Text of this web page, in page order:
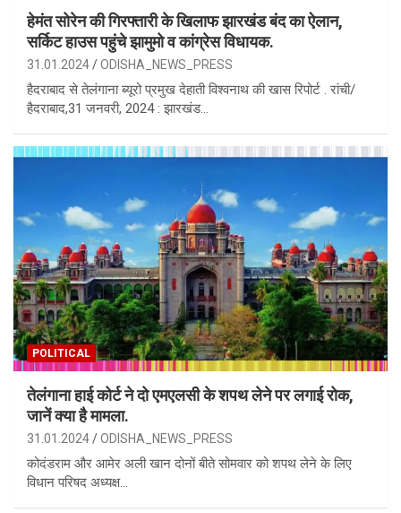
हेमंत सोरेन की गिरफ्तारी के खिलाफ झारखंड बंद का ऐलान,
सर्किट हाउस पहुंचे झामुमो व कांग्रेस विधायक.
31.01.2024 ODISHA_NEWS_PRESS
हैदराबाद से तेलंगाना ब्यूरो प्रमुख देहाती विश्वनाथ की खास रिपोर्ट . रांची/
हैदराबाद,31 जनवरी, 2024 : झारखंड…
POLITICAL
तेलंगाना हाई कोर्ट ने दो एमएलसी के शपथ लेने पर लगाई रोक,
जानें क्या है मामला.
31.01.2024 ODISHA_NEWS_PRESS
कोदंडराम और आमेर अली खान दोनों बीते सोमवार को शपथ लेने के लिए
विधान परिषद अध्यक्ष…